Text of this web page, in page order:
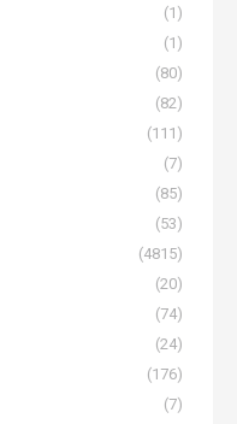
(1)
(1)
(80)
(82)
(111)
(7)
(85)
(53)
(4815)
(20)
(74)
(24)
(176)
(7)